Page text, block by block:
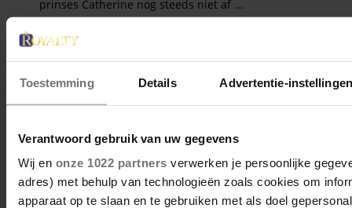
Toestemming Details Advertentie-instellingen
Verantwoord gebruik van uw gegevens
Wij en onze 1022 partners verwerken je persoonlijke
adres) met behulp van technologieën zoals cookies om
apparaat op te slaan en te gebruiken met als doel